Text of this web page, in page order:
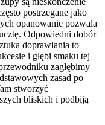
postrzegane jako
opanowanie pozwala
Odpowiedni dobór
doprawiania to
i głębi smaku tej
zagłębimy
zasad po
stworzyć
bliskich i podbiją